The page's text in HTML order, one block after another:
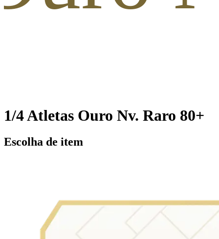
1/4 Atletas Ouro Nv. Raro 80+
Escolha de item